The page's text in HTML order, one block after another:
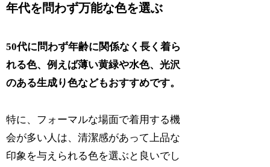
年代を問わず万能な色を選ぶ
50代に問わず年齢に関係なく長く着ら
れる色、例えば薄い黄緑や水色、光沢
のある生成り色などもおすすめです。
特に、フォーマルな場面で着用する機
会が多い人は、清潔感があって上品な
印象を与えられる色を選ぶと良いでし